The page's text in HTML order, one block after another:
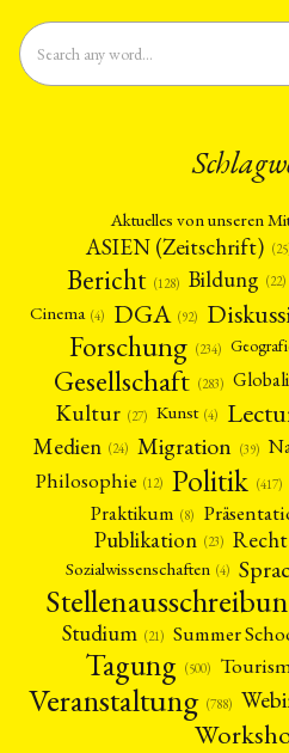
Aktuelles von unseren
ASIEN (Zeitschrift)
Bericht (128) Bildung (22)
Cinema (4) DGA (92)
Forschung (234)
Gesellschaft (283)
Kultur (27) Kunst (4)
Medien (24) Migration (39)
Philosophie (12) Politik (417)
Praktikum (8)
Publikation (23) Recht
Sozialwissenschaften (4)
Studium (21) Summer
Tagung (500)
Veranstaltung (788)